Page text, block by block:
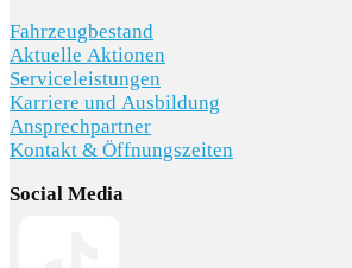
Fahrzeugbestand
Aktuelle Aktionen
Serviceleistungen
Karriere und Ausbildung
Ansprechpartner
Kontakt & Öffnungszeiten
Social Media